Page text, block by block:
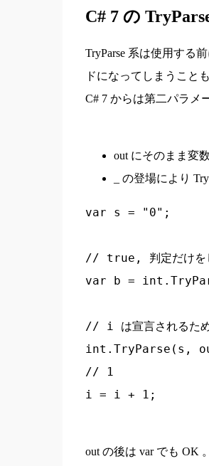
C# 7 の
TryParse 系は使用する
ドになってしまうこと
C# 7 からは第二パラメ
out にそのまま変
_ の登場により
var s = "0";
// true, 判定だけを
var b =
// i は宣言されるため
int.TryParse(s,
// 1
out の後は var でも OK 。